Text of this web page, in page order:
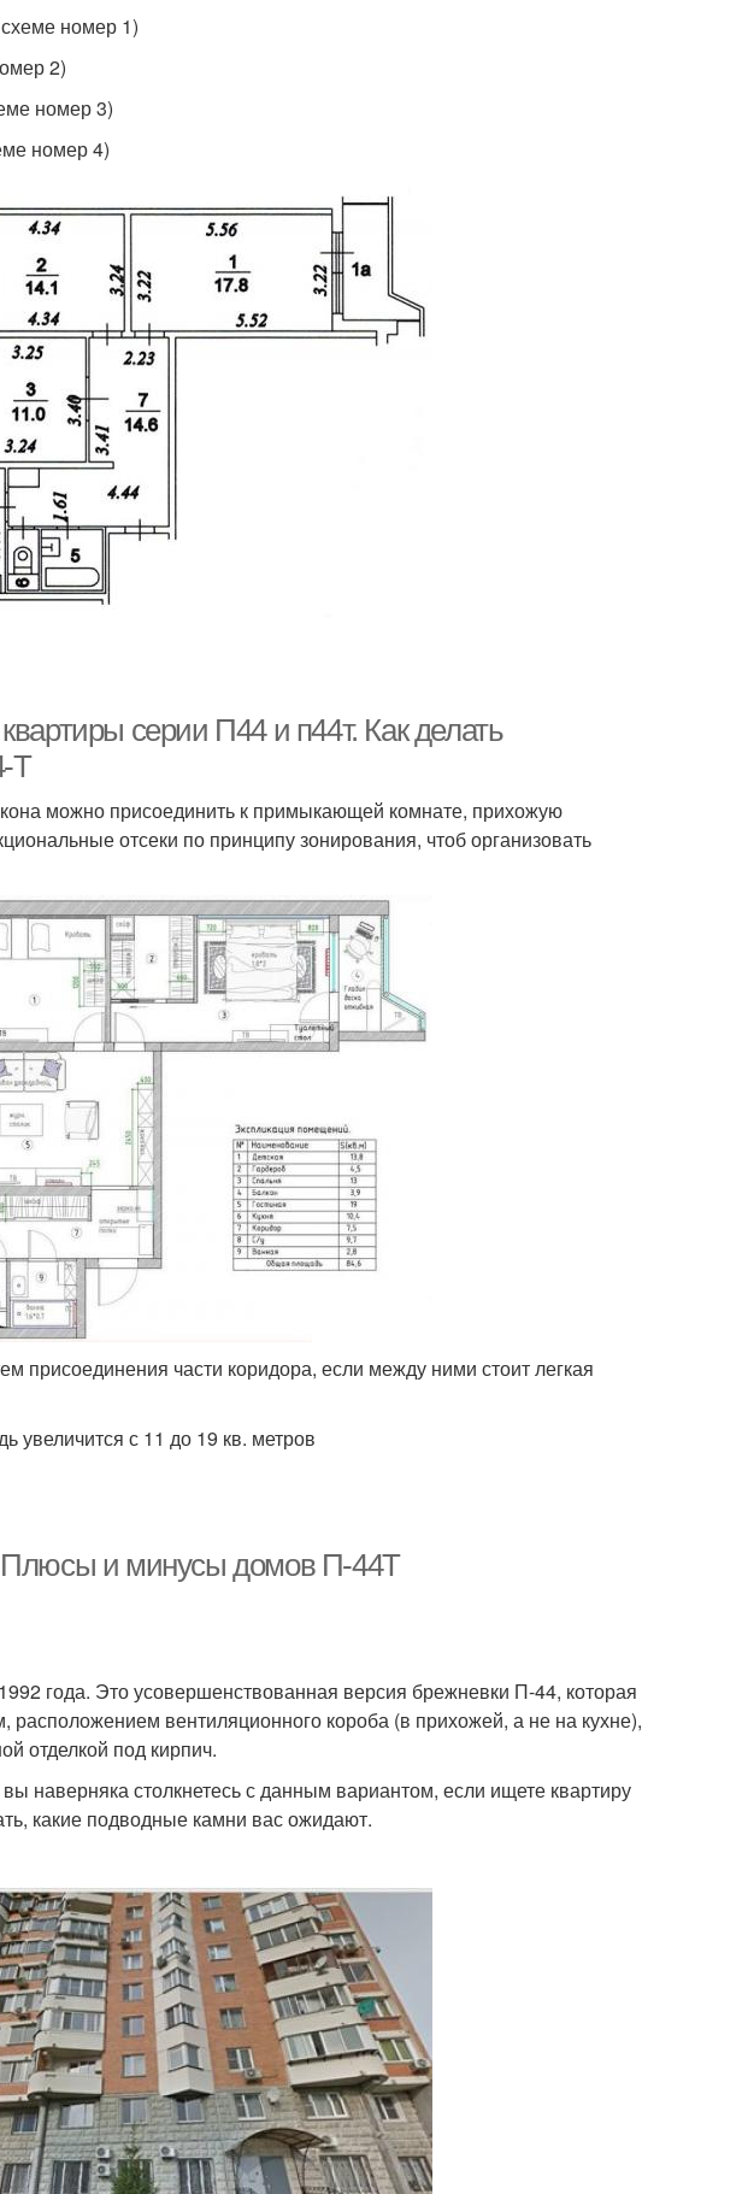
номер 1)
2)
номер 3)
номер 4)
серии П44 и п44т. Как делать
Т
можно присоединить к примыкающей комнате, прихожую
отсеки по принципу зонирования, чтоб организовать
присоединения части коридора, если между ними стоит легкая
увеличится с 11 до 19 кв. метров
и минусы домов П-44Т
года. Это усовершенствованная версия брежневки П-44, которая
расположением вентиляционного короба (в прихожей, а не на кухне),
отделкой под кирпич.
наверняка столкнетесь с данным вариантом, если ищете квартиру
какие подводные камни вас ожидают.